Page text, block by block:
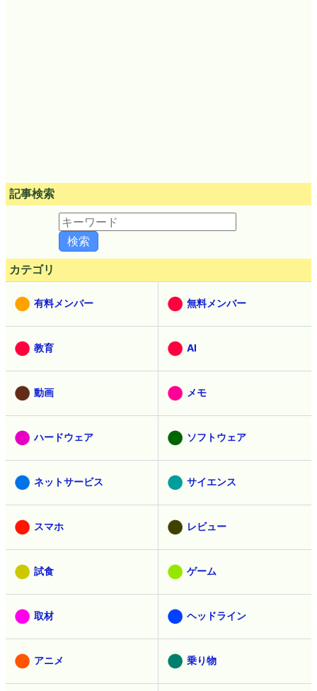
記事検索
カテゴリ
有料メンバー 無料メンバー
教育 AI
動画 メモ
ハードウェア ソフトウェア
ネットサービス サイエンス
スマホ レビュー
試食 ゲーム
取材 ヘッドライン
アニメ 乗り物